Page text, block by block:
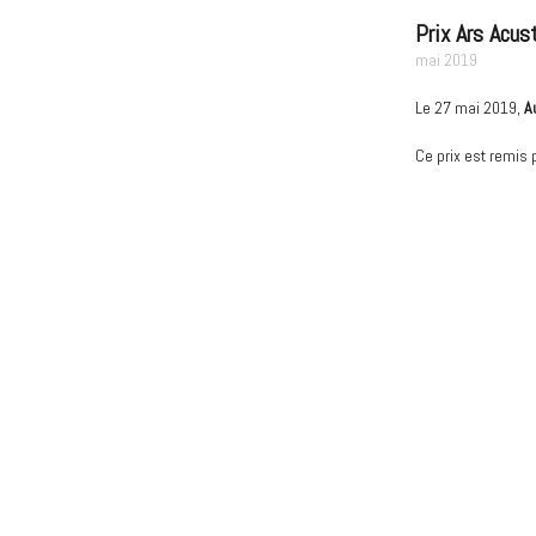
Prix Ars
mai 2019
Le 27 mai 2019,
Ce prix est remis